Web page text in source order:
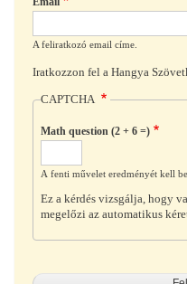
A feliratkozó email címe.
Iratkozzon fel a Hangya
CAPTCHA
Math question (2 + 6 =)
A fenti művelet eredményét kell
Ez a kérdés vizsgálja, hogy
megelőzi az automatikus